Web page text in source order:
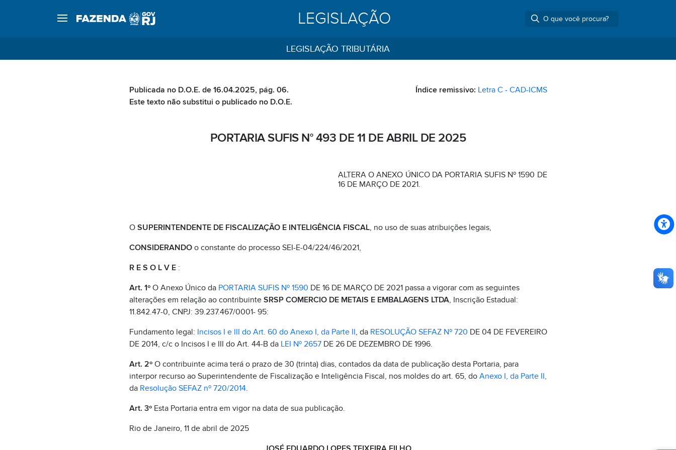
LEGISLAÇÃO
LEGISLAÇÃO TRIBUTÁRIA
Publicada no D.O.E. de 16.04.2025, pág. 06.
Este texto não substitui o publicado no D.O.E.
Índice remissivo: Letra C - CAD-ICMS
PORTARIA SUFIS N° 493 DE 11 DE ABRIL DE 2025
ALTERA O ANEXO ÚNICO DA PORTARIA SUFIS Nº 1590 DE
16 DE MARÇO DE 2021.
O SUPERINTENDENTE DE FISCALIZAÇÃO E INTELIGÊNCIA FISCAL, no uso de suas atribuições legais,
CONSIDERANDOo constante do processo SEI-E-04/224/46/2021,
R E S O L V E:
Art. 1ºO Anexo Único da PORTARIA SUFIS Nº 1590 DE 16 DE MARÇO DE 2021 passa a vigorar com as seguintes
alterações em relação ao contribuinte SRSP COMERCIO DE METAIS E EMBALAGENS LTDA, Inscrição Estadual:
11.842.47-0, CNPJ: 39.237.467/0001- 95:
Fundamento legal: Incisos I e III do Art. 60 do Anexo I, da Parte II, da RESOLUÇÃO SEFAZ Nº 720 DE 04 DE FEVEREIRO
DE 2014, c/c o Incisos I e III do Art. 44-B da LEI Nº 2657DE 26 DE DEZEMBRO DE 1996.
Art. 2ºO contribuinte acima terá o prazo de 30 (trinta) dias, contados da data de publicação desta Portaria, para
interpor recurso ao Superintendente de Fiscalização e Inteligência Fiscal, nos moldes do art. 65, do Anexo I, da Parte II,
da Resolução SEFAZ nº 720/2014.
Art. 3ºEsta Portaria entra em vigor na data de sua publicação.
Rio de Janeiro, 11 de abril de 2025